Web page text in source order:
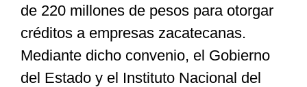
Opinión
Cultura
de 220 millones de pesos para otorgar
créditos a empresas zacatecanas.
Mediante dicho convenio, el Gobierno
del Estado y el Instituto Nacional del